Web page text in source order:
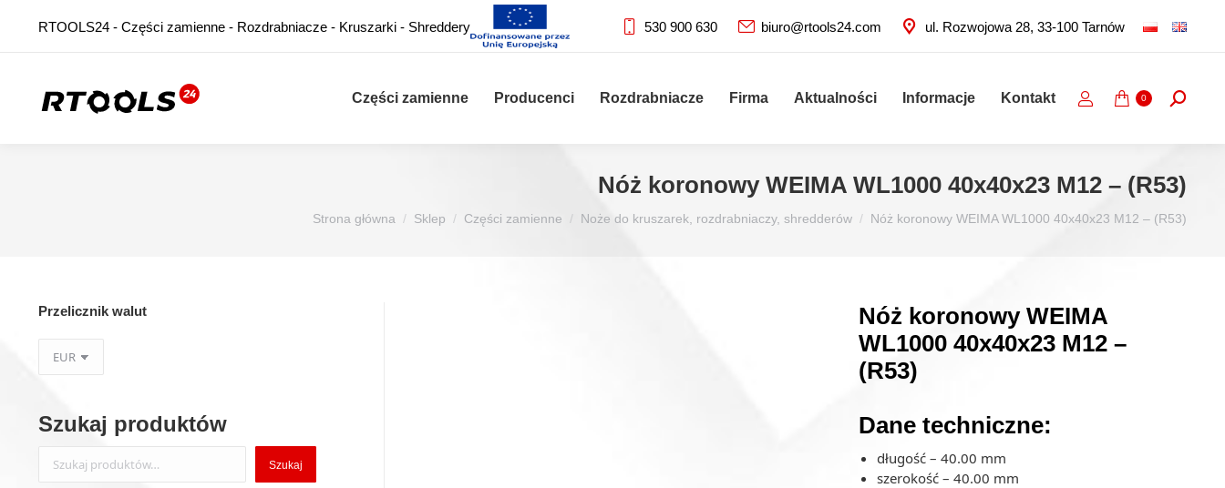
RTOOLS24 - Części zamienne - Rozdrabniacze - Kruszarki - Shreddery 530 900 630 biuro@rtools24.com ul. Rozwojowa 28, 33-100 Tarnów
Części zamienne Producenci Rozdrabniacze Firma Aktualności Informacje Kontakt 0 Szukaj:
Nóż koronowy WEIMA WL1000 40x40x23 M12 – (R53)
Strona główna Sklep Części zamienne Noże do kruszarek, rozdrabniaczy, shredderów Nóż koronowy WEIMA WL1000 40x40x23 M12 – (R53)
Nóż koronowy WEIMA
WL1000 40x40x23 M12 –
(R53)
Dane techniczne:
długość – 40.00 mm
szerokość – 40.00 mm
Przelicznik walut
Szukaj produktów
Szukaj